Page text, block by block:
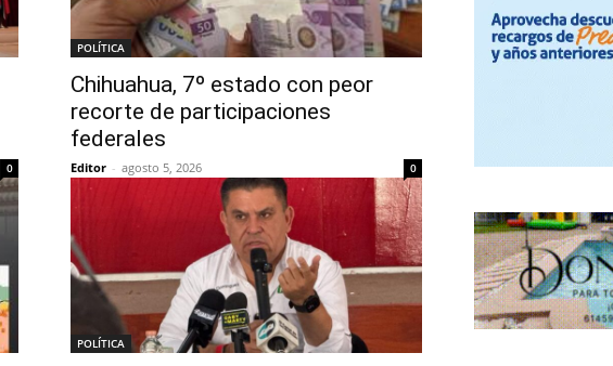
0
POLÍTICA
Chihuahua, 7º estado con peor
recorte de participaciones
federales
Editor - agosto 5, 2026 0
POLÍTICA